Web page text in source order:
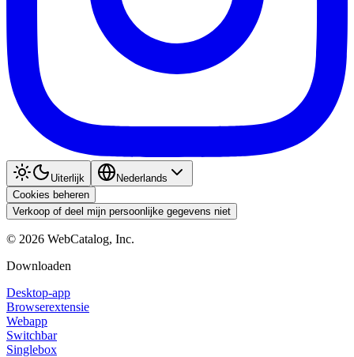
Uiterlijk
Nederlands
Cookies beheren
Verkoop of deel mijn persoonlijke gegevens niet
© 2026 WebCatalog, Inc.
Downloaden
Desktop-app
Browserextensie
Webapp
Switchbar
Singlebox